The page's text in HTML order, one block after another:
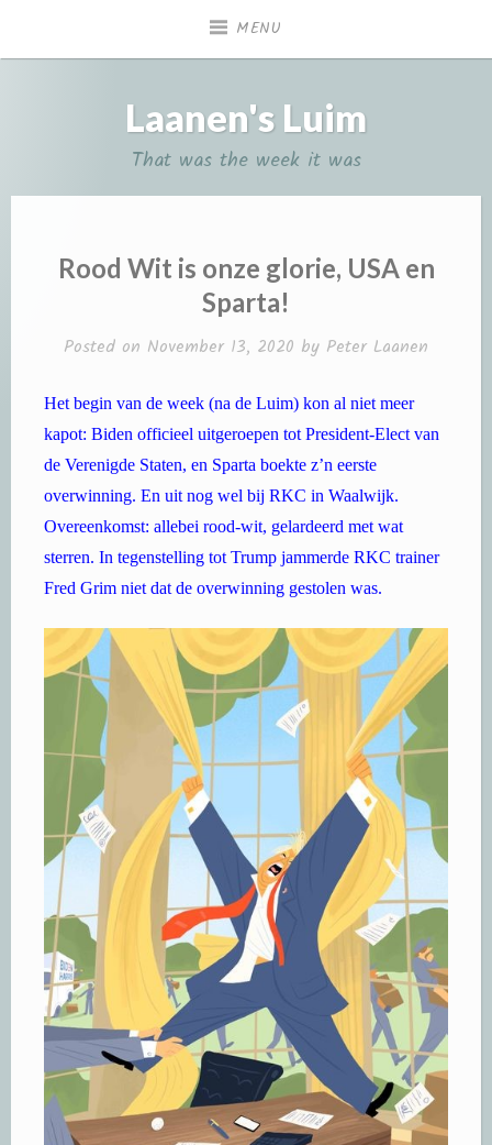
MENU
Laanen's Luim
That was the week it was
Rood Wit is onze glorie, USA en
Sparta!
Posted on November 13, 2020 by Peter Laanen
Het begin van de week (na de Luim) kon al niet meer
kapot: Biden officieel uitgeroepen tot President-Elect van
de Verenigde Staten, en Sparta boekte z’n eerste
overwinning. En uit nog wel bij RKC in Waalwijk.
Overeenkomst: allebei rood-wit, gelardeerd met wat
sterren. In tegenstelling tot Trump jammerde RKC trainer
Fred Grim niet dat de overwinning gestolen was.